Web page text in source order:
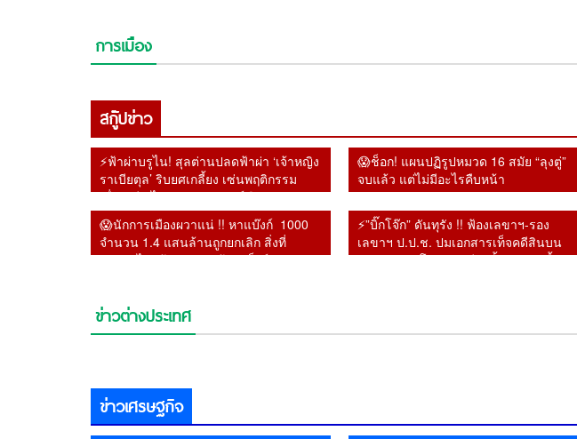
การเมือง
สกู๊ปข่าว
⚡ฟ้าผ่าบรูไน! สุลต่านปลดฟ้าผ่า ‘เจ้าหญิง
ราเบียตุล’ ริบยศเกลี้ยง เซ่นพฤติกรรม
เสื่อมเสีย-ไม่เคารพราชวงศ์😱
😱ช็อก! แผนปฏิรูปหมวด 16 สมัย “ลุงตู่”
จบแล้ว แต่ไม่มีอะไรคืบหน้า
😱นักการเมืองผวาแน่ !! หาแบ๊งก์ 1000
จำนวน 1.4 แสนล้านถูกยกเลิก สิ่งที่
รัฐบาลไม่กล้าทำ หลัง ผู้ว่าแบ็งก์ชาติยัน
⚡”บิ๊กโจ๊ก” ดันทุรัง !! ฟ้องเลขาฯ-รอง
เลขาฯ ป.ป.ช. ปมเอกสารเท็จคดีสินบน
ทองคำ หลังโดนศาลฎีกาตั้งองคณะชี้มูล
ข่าวต่างประเทศ
⚡ฟ้าผ่าบรูไน! สุลต่านปลด
ฟ้าผ่า ‘เจ้าหญิงราเบียตุล’
ราชวงศ์😱
รัฐบาลไทย !! ลั่นส่งร่าง
เลขาฯ-รองเลขาฯ ป.ป.ช.
ด่วน! สหรัฐฯ ผวา
แฮกเกอร์โยงอิหร่าน ถล่ม
ไซเบอร์เดือด
เดี่ยว พันธมิตรยุโรปทยอย
อินโดนีเซียรวบนักบิน
ข่าวเศรษฐกิจ